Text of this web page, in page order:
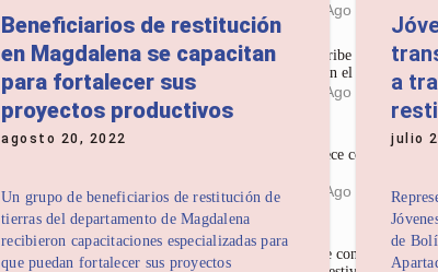
Beneficiarios de restitución
en Magdalena se capacitan
para fortalecer sus
proyectos productivos
agosto 20, 2022
Un grupo de beneficiarios de restitución de
tierras del departamento de Magdalena
recibieron capacitaciones especializadas para
que puedan fortalecer sus proyectos
a
julio
de
05 Ago 2026
Gases del Caribe presente en
que Conservan el Sabor”
05 Ago 2026
Dadsa fortalece controles
3:58 pm
05 Ago 2026
Largometraje con sello